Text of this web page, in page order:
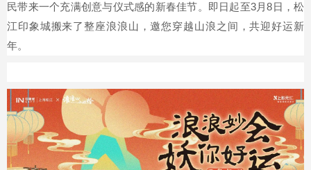
民带来一个充满创意与仪式感的新春佳节。即日起至3月8日，松
江印象城搬来了整座浪浪山，邀您穿越山浪之间，共迎好运新
年。